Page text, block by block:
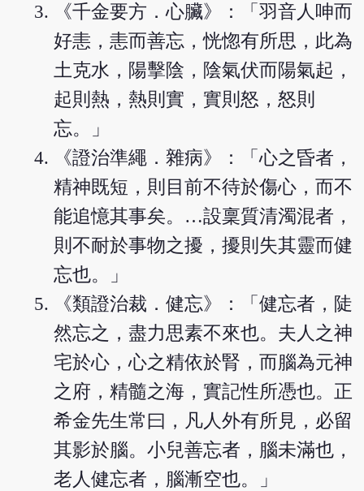
《千金要方．心臟》：「羽音人呻而
好恚，恚而善忘，恍惚有所思，此為
土克水，陽擊陰，陰氣伏而陽氣起，
起則熱，熱則實，實則怒，怒則
忘。」
《證治準繩．雜病》：「心之昏者，
精神既短，則目前不待於傷心，而不
能追憶其事矣。…設稟質清濁混者，
則不耐於事物之擾，擾則失其靈而健
忘也。」
《類證治裁．健忘》：「健忘者，陡
然忘之，盡力思素不來也。夫人之神
宅於心，心之精依於腎，而腦為元神
之府，精髓之海，實記性所憑也。正
希金先生常曰，凡人外有所見，必留
其影於腦。小兒善忘者，腦未滿也，
老人健忘者，腦漸空也。」